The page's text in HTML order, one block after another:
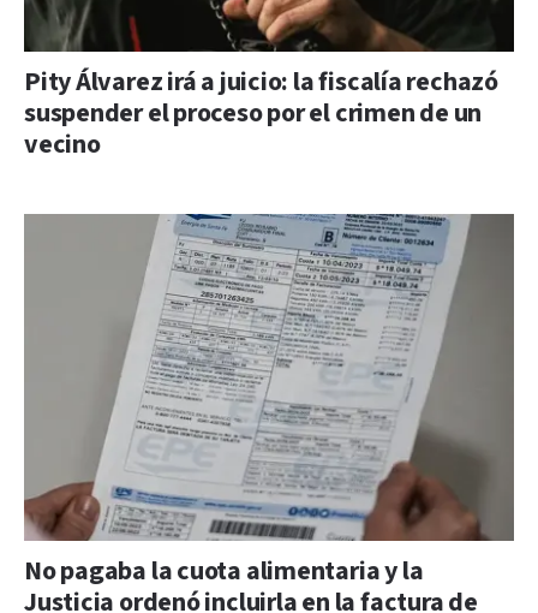
Pity Álvarez irá a juicio: la fiscalía rechazó
suspender el proceso por el crimen de un
vecino
No pagaba la cuota alimentaria y la
Justicia ordenó incluirla en la factura de